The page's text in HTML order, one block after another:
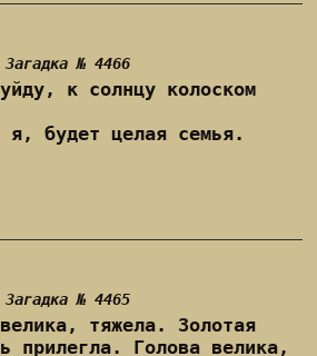
Загадка № 4466
к солнцу колоском
я, будет целая семья.
Загадка № 4465
тяжела. Золотая
прилегла. Голова велика,